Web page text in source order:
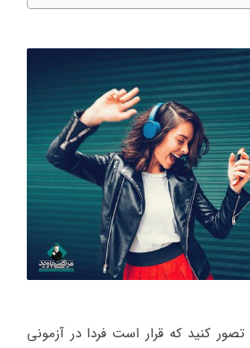
کنید که قرار است فردا در آزمونی